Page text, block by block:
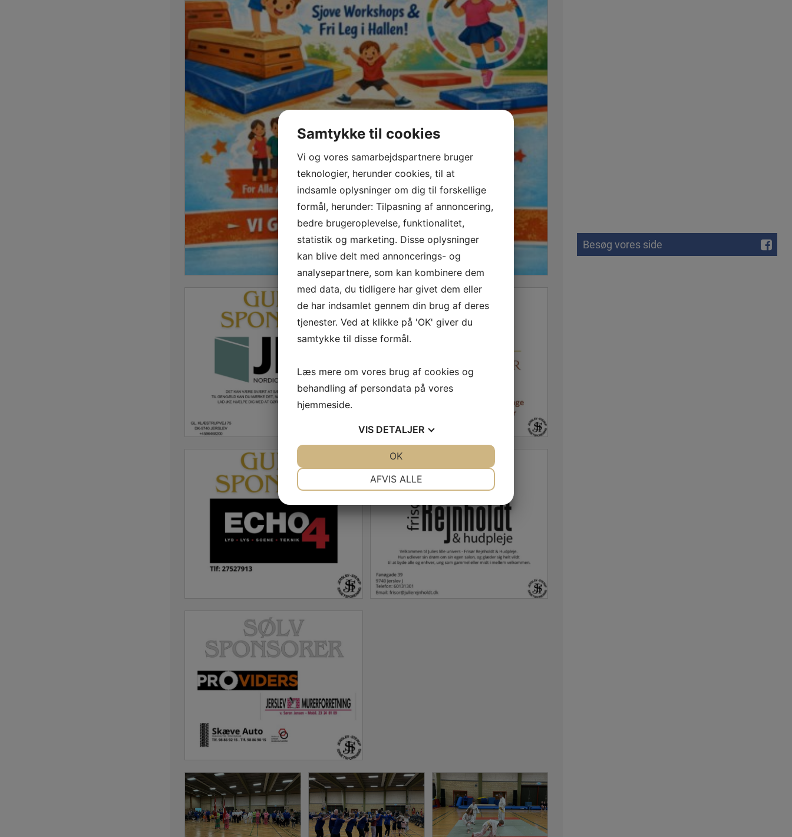
Besøg vores side
Samtykke til cookies
Vi og vores samarbejdspartnere bruger
teknologier, herunder cookies, til at
indsamle oplysninger om dig til forskellige
formål, herunder: Tilpasning af annoncering,
bedre brugeroplevelse, funktionalitet,
statistik og marketing. Disse oplysninger
kan blive delt med annoncerings- og
analysepartnere, som kan kombinere dem
med data, du tidligere har givet dem eller
de har indsamlet gennem din brug af deres
tjenester. Ved at klikke på 'OK' giver du
samtykke til disse formål.
Læs mere om vores brug af cookies og
behandling af persondata på vores
hjemmeside.
VIS DETALJER
STATISTIK
AFVIS ALLE
OK